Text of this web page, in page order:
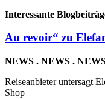
Interessante
Au revoir“ zu
NEWS . NEWS .
Reiseanbieter untersagt
Shop